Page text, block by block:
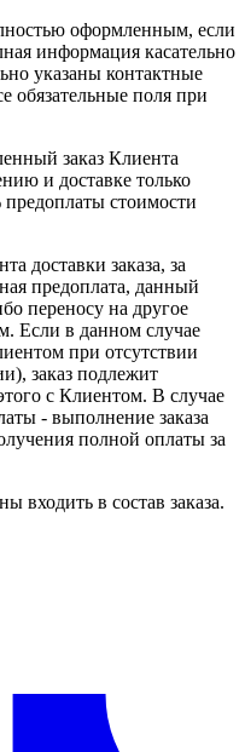
оформленным, если
информация касательно
указаны контактные
обязательные поля при
заказ Клиента
и доставке только
стоимости
доставки заказа, за
предоплата, данный
переносу на другое
Если в данном случае
при отсутствии
заказ подлежит
с Клиентом. В случае
- выполнение заказа
полной оплаты за
входить в состав заказа.
составе цветочной
цветы), не
подлежат
если заказ был оплачен).
которые не
продукции, возможно
с менеджером.
к выполнению,